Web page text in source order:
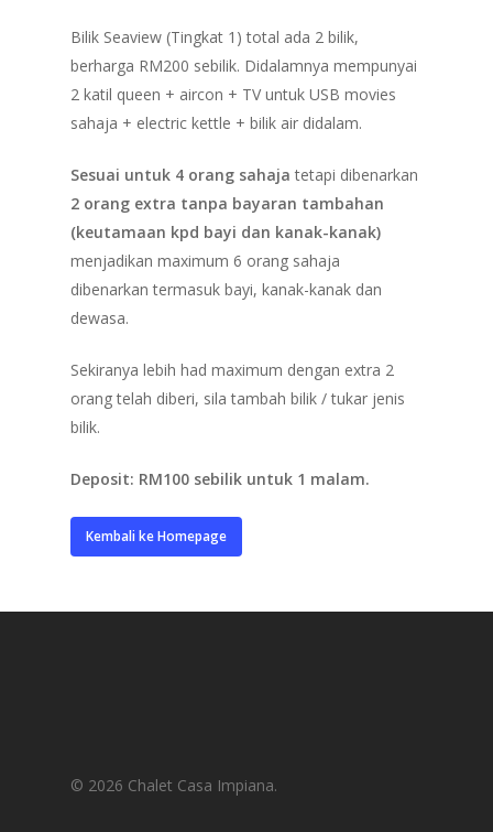
Bilik Seaview (Tingkat 1) total ada 2 bilik,
berharga RM200 sebilik. Didalamnya mempunyai
2 katil queen + aircon + TV untuk USB movies
sahaja + electric kettle + bilik air didalam.
Sesuai untuk 4 orang sahaja tetapi dibenarkan
2 orang extra tanpa bayaran tambahan
(keutamaan kpd bayi dan kanak-kanak)
menjadikan maximum 6 orang sahaja
dibenarkan termasuk bayi, kanak-kanak dan
dewasa.
Sekiranya lebih had maximum dengan extra 2
orang telah diberi, sila tambah bilik / tukar jenis
bilik.
Deposit: RM100 sebilik untuk 1 malam.
Kembali ke Homepage
© 2026 Chalet Casa Impiana.